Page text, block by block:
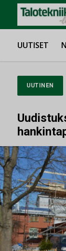
UUTISET
UUTINEN